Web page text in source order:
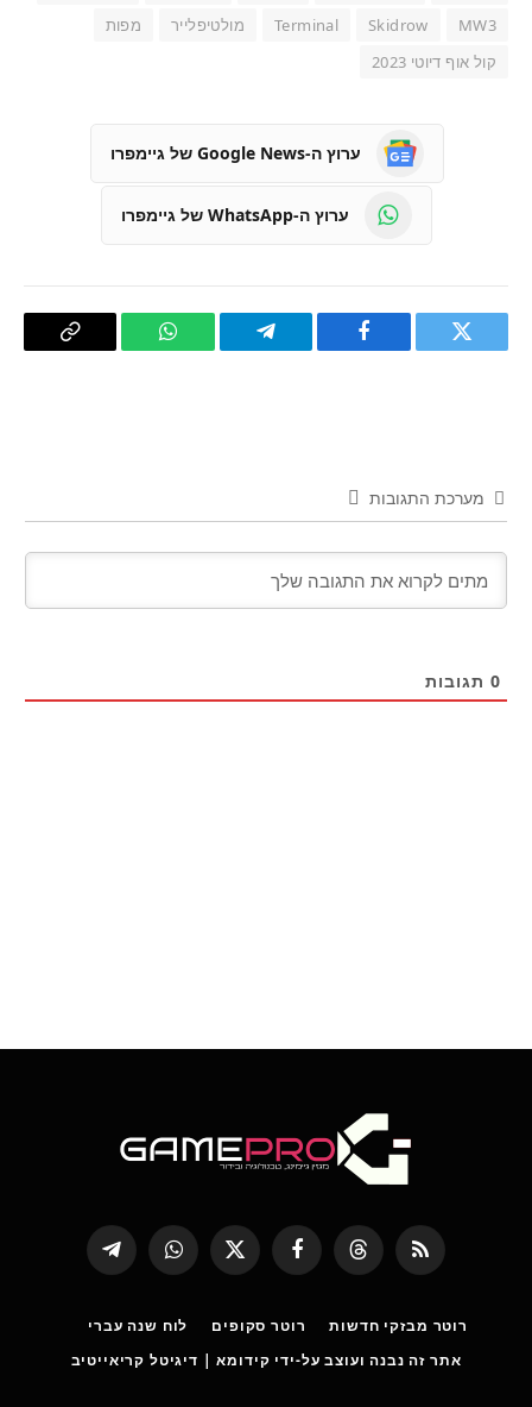
MW3
Skidrow
Terminal מולטיפלייר
מפות
קול אוף דיוטי 2023
ערוץ ה-Google News של גיימפרו
ערוץ ה-WhatsApp של גיימפרו
טוויטר פייסבוק Telegram
WhatsApp העתק
מערכת התגובות
0 תגובות
RSS
Threads פייסבוק
X
(טוויטר)
WhatsApp
Telegram
רוטר מבזקי חדשות רוטר סקופים
לוח שנה עברי
אתר זה נבנה ועוצב על-ידי קידומא | דיגיטל קריאייטיב